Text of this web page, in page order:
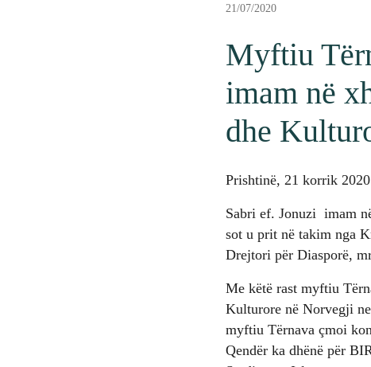
21/07/2020
Myftiu
imam në
dhe
Prishtinë, 21 korrik 2020
Sabri ef. Jonuzi imam
sot u prit në takim nga
Drejtori për Diasporë,
Me këtë rast myftiu
Kulturore në Norvegji
myftiu Tërnava çmoi
Qendër ka dhënë për